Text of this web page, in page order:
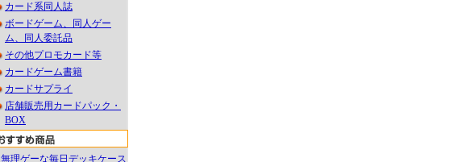
カード系同人誌
ボードゲーム、同人ゲー
ム、同人委託品
その他プロモカード等
カードゲーム書籍
カードサプライ
店舗販売用カードパック・
BOX
無理ゲーな毎日デッキケース